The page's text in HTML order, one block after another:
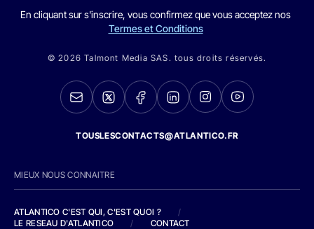
En cliquant sur s'inscrire, vous confirmez que vous acceptez nos
Termes et Conditions
© 2026 Talmont Media SAS. tous droits réservés.
TOUSLESCONTACTS@ATLANTICO.FR
MIEUX NOUS CONNAITRE
ATLANTICO C'EST QUI, C'EST QUOI ?
/
LE RESEAU D'ATLANTICO
/ CONTACT